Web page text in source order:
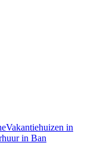
Vakantiehuizen in
in Ban